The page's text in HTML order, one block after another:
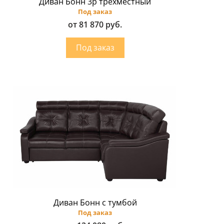
Под заказ
от 81 870 руб.
Диван Бонн с тумбой
Под заказ